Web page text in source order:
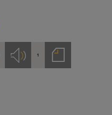
Audios1
Notas
de